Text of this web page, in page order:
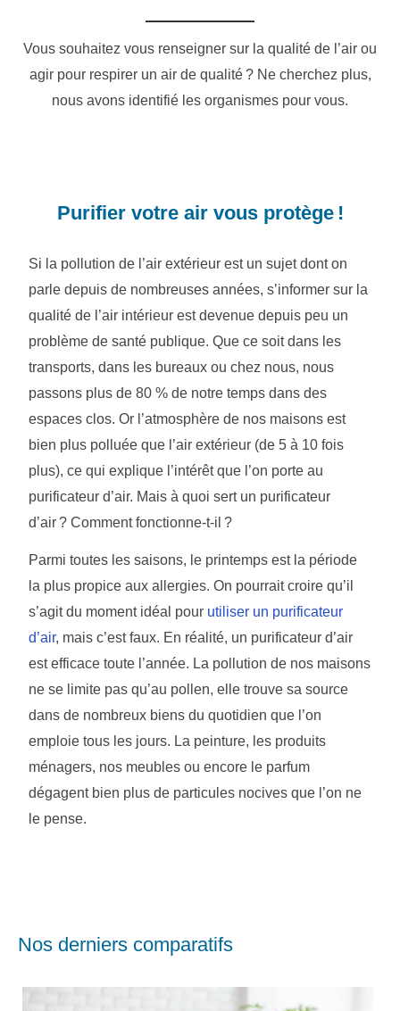
Vous souhaitez vous renseigner sur la qualité de l’air ou
agir pour respirer un air de qualité ? Ne cherchez plus,
nous avons identifié les organismes pour vous.
Purifier votre air vous protège !
Si la pollution de l’air extérieur est un sujet dont on
parle depuis de nombreuses années, s’informer sur la
qualité de l’air intérieur est devenue depuis peu un
problème de santé publique. Que ce soit dans les
transports, dans les bureaux ou chez nous, nous
passons plus de 80 % de notre temps dans des
espaces clos. Or l’atmosphère de nos maisons est
bien plus polluée que l’air extérieur (de 5 à 10 fois
plus), ce qui explique l’intérêt que l’on porte au
purificateur d’air. Mais à quoi sert un purificateur
d’air ? Comment fonctionne-t-il ?
Parmi toutes les saisons, le printemps est la période
la plus propice aux allergies. On pourrait croire qu’il
s’agit du moment idéal pour utiliser un purificateur
d’air, mais c’est faux. En réalité, un purificateur d’air
est efficace toute l’année. La pollution de nos maisons
ne se limite pas qu’au pollen, elle trouve sa source
dans de nombreux biens du quotidien que l’on
emploie tous les jours. La peinture, les produits
ménagers, nos meubles ou encore le parfum
dégagent bien plus de particules nocives que l’on ne
le pense.
Nos derniers comparatifs